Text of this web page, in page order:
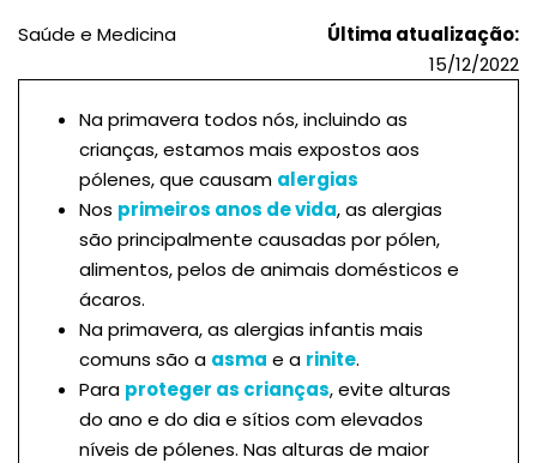
Saúde e Medicina
Última atualização:
15/12/2022
Na primavera todos nós, incluindo as
crianças, estamos mais expostos aos
pólenes, que causam alergias
Nos primeiros anos de vida, as alergias
são principalmente causadas por pólen,
alimentos, pelos de animais domésticos e
ácaros.
Na primavera, as alergias infantis mais
comuns são a asma e a rinite.
Para proteger as crianças, evite alturas
do ano e do dia e sítios com elevados
níveis de pólenes. Nas alturas de maior